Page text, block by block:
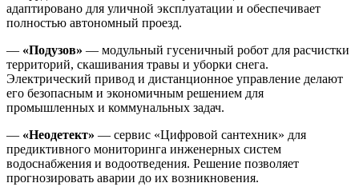
адаптировано для уличной эксплуатации и обеспечивает
полностью автономный проезд.
— «Подузов» — модульный гусеничный робот для расчистки
территорий, скашивания травы и уборки снега.
Электрический привод и дистанционное управление делают
его безопасным и экономичным решением для
промышленных и коммунальных задач.
— «Неодетект» — сервис «Цифровой сантехник» для
предиктивного мониторинга инженерных систем
водоснабжения и водоотведения. Решение позволяет
прогнозировать аварии до их возникновения.